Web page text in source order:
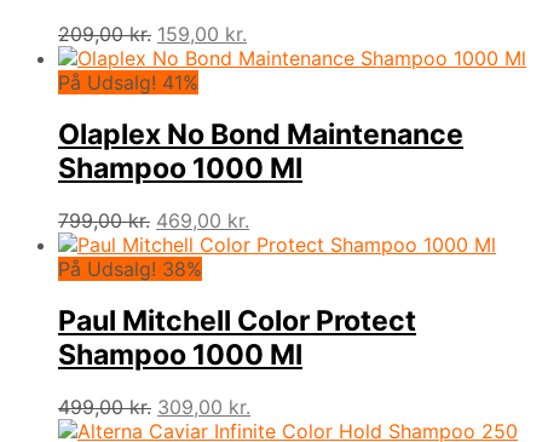
209,00kr. Den
oprindelige
pris
209,00 kr..
159,00 kr.
aktuelle
159,00 kr..
På Udsalg! 41%
Olaplex No Bond Maintenance
Shampoo 1000 Ml
799,00kr. Den
oprindelige
pris
799,00 kr..
469,00 kr.
aktuelle
469,00 kr..
På Udsalg! 38%
Paul Mitchell Color Protect
Shampoo 1000 Ml
499,00kr. Den
oprindelige
309,00 kr.
aktuelle